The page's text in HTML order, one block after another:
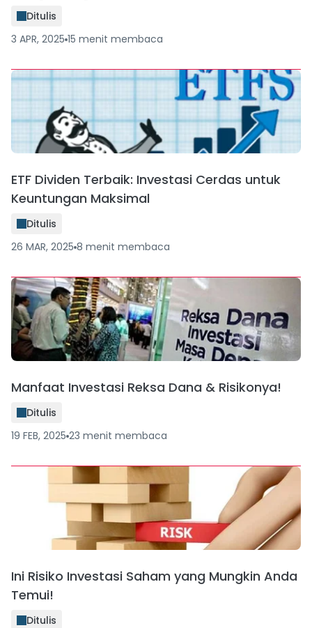
Ditulis
3 APR, 2025 15 menit membaca
ETF Dividen Terbaik: Investasi Cerdas untuk
Keuntungan Maksimal
Ditulis
26 MAR, 2025 8 menit membaca
Manfaat Investasi Reksa Dana & Risikonya!
Ditulis
19 FEB, 2025 23 menit membaca
Ini Risiko Investasi Saham yang Mungkin Anda
Temui!
Ditulis